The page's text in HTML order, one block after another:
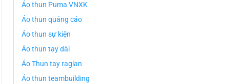
Áo thun Puma VNXK
Áo thun quảng cáo
Áo thun sự kiện
Áo thun tay dài
Áo Thun tay raglan
Áo thun teambuilding